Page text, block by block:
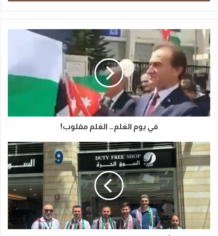
في يوم العَلم… العَلم مقلوب!